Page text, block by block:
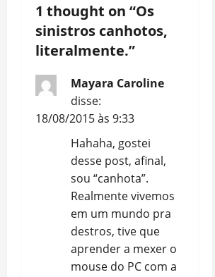
i
g
a
t
1 thought on “Os
sinistros canhotos,
literalmente.”
Mayara Caroline
disse:
18/08/2015 às 9:33
Hahaha, gostei
desse post, afinal,
sou “canhota”.
Realmente vivemos
em um mundo pra
destros, tive que
aprender a mexer o
mouse do PC com a